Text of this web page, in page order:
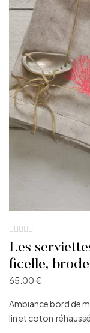
Les serviettes
ficelle,
65.00€
Ambiance bord de
lin et coton